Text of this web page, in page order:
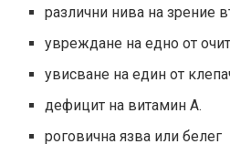
различни нива на зрение
увреждане на едно от
увисване на един от
дефицит на витамин А.
роговична язва или белег